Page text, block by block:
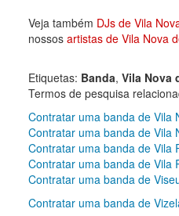
Veja também DJs de Vila
nossos artistas de Vila Nova
Etiquetas: Banda, Vila Nova
Termos de pesquisa
Contratar uma banda de Vila
Contratar uma banda de Vila
Contratar uma banda de Vila
Contratar uma banda de Vila
Contratar uma banda de
Contratar uma banda de